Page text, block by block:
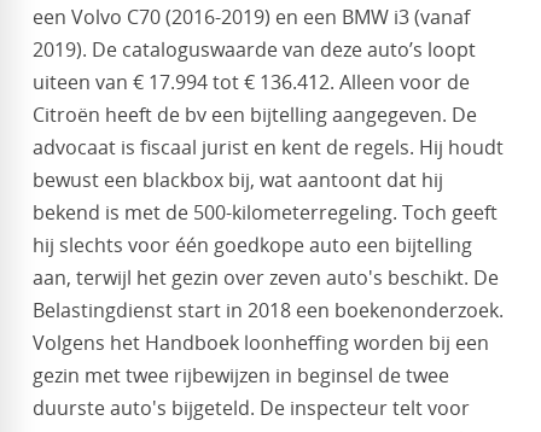
een Volvo C70 (2016-2019) en een BMW i3 (vanaf
2019). De cataloguswaarde van deze auto’s loopt
uiteen van € 17.994 tot € 136.412. Alleen voor de
Citroën heeft de bv een bijtelling aangegeven. De
advocaat is fiscaal jurist en kent de regels. Hij houdt
bewust een blackbox bij, wat aantoont dat hij
bekend is met de 500-kilometerregeling. Toch geeft
hij slechts voor één goedkope auto een bijtelling
aan, terwijl het gezin over zeven auto's beschikt. De
Belastingdienst start in 2018 een boekenonderzoek.
Volgens het Handboek loonheffing worden bij een
gezin met twee rijbewijzen in beginsel de twee
duurste auto's bijgeteld. De inspecteur telt voor